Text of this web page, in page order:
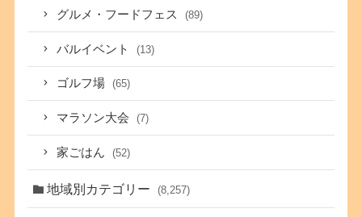
グルメ・フードフェス (89)
バルイベント (13)
ゴルフ場 (65)
マラソン大会 (7)
家ごはん (52)
地域別カテゴリー (8,257)